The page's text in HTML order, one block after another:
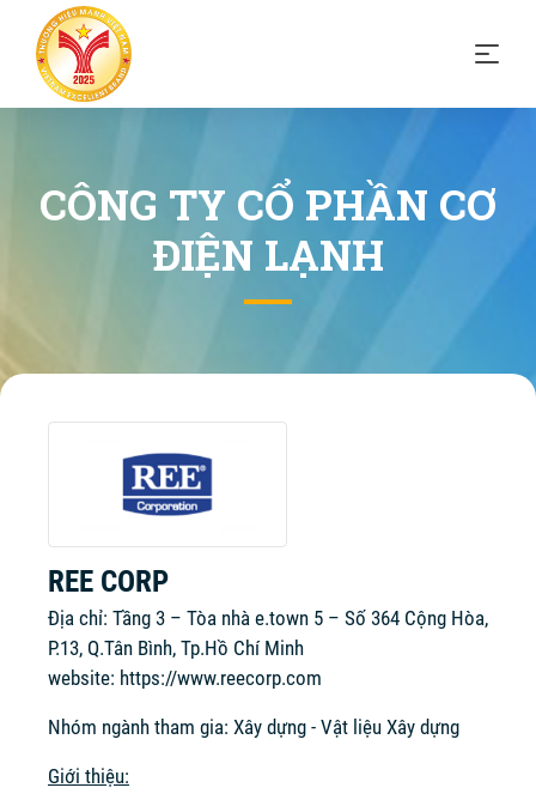
CÔNG TY CỔ PHẦN CƠ
ĐIỆN LẠNH
REE CORP
Địa chỉ: Tầng 3 – Tòa nhà e.town 5 – Số 364 Cộng Hòa,
P.13, Q.Tân Bình, Tp.Hồ Chí Minh
website: https://www.reecorp.com
Nhóm ngành tham gia: Xây dựng - Vật liệu Xây dựng
Giới thiệu: